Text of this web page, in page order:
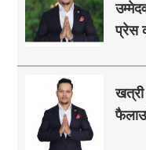
प्रेस
खत्री